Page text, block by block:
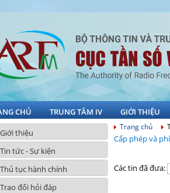
CHỦ TRUNG TÂM IV GIỚI THIỆU
Giới thiệu
Tin tức - Sự kiện
Thủ tục hành chính
Trao đổi hỏi đáp
Trang chủ
Cấp phép và phí
Các tin đã đưa: